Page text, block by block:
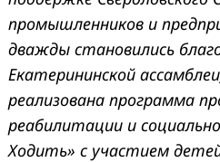
промышленников и
дважды становились
Екатерининской
реализована программа
реабилитации и
Ходить» с участием